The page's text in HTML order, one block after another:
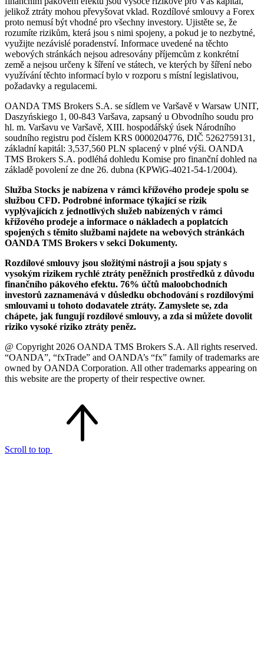
jelikož ztráty mohou převyšovat vklad. Rozdílové smlouvy a Forex
proto nemusí být vhodné pro všechny investory. Ujistěte se, že
rozumíte rizikům, která jsou s nimi spojeny, a pokud je to nezbytné,
využijte nezávislé poradenství. Informace uvedené na těchto
webových stránkách nejsou adresovány příjemcům z konkrétní
země a nejsou určeny k šíření ve státech, ve kterých by šíření nebo
využívání těchto informací bylo v rozporu s místní legislativou,
požadavky a regulacemi.
OANDA TMS Brokers S.A. se sídlem ve Varšavě v Warsaw UNIT,
Daszyńskiego 1, 00-843 Varšava, zapsaný u Obvodního soudu pro
hl. m. Varšavu ve Varšavě, XIII. hospodářský úsek Národního
soudního registru pod číslem KRS 0000204776, DIČ 5262759131,
základní kapitál: 3,537,560 PLN splacený v plné výši. OANDA
TMS Brokers S.A. podléhá dohledu Komise pro finanční dohled na
základě povolení ze dne 26. dubna (KPWiG-4021-54-1/2004).
Služba Stocks je nabízena v rámci křížového prodeje spolu se
službou CFD. Podrobné informace týkající se rizik
vyplývajících z jednotlivých služeb nabízených v rámci
křížového prodeje a informace o nákladech a poplatcích
spojených s těmito službami najdete na webových stránkách
OANDA TMS Brokers v sekci Dokumenty.
Rozdílové smlouvy jsou složitými nástroji a jsou spjaty s
vysokým rizikem rychlé ztráty peněžních prostředků z důvodu
finančního pákového efektu. 76% účtů maloobchodních
investorů zaznamenává v důsledku obchodování s rozdílovými
smlouvami u tohoto dodavatele ztráty. Zamyslete se, zda
chápete, jak fungují rozdílové smlouvy, a zda si můžete dovolit
riziko vysoké riziko ztráty peněz.
@ Copyright 2026 OANDA TMS Brokers S.A. All rights reserved.
“OANDA”, “fxTrade” and OANDA’s “fx” family of trademarks are
owned by OANDA Corporation. All other trademarks appearing on
this website are the property of their respective owner.
Scroll to top